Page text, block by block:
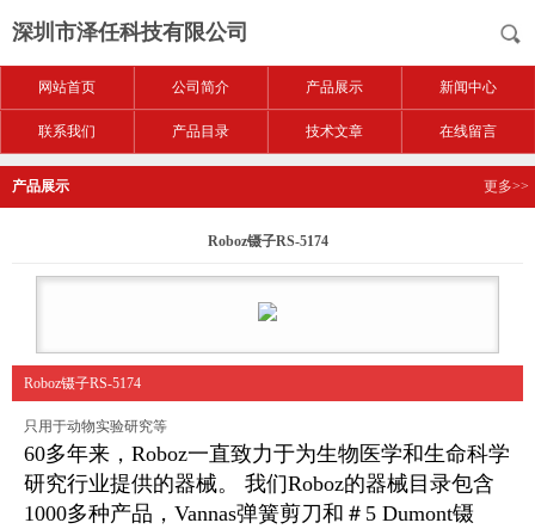
深圳市泽任科技有限公司
网站首页 公司简介 产品展示 新闻中心
联系我们 产品目录 技术文章 在线留言
产品展示 更多>>
Roboz镊子RS-5174
Roboz镊子RS-5174
只用于动物实验研究等
60多年来，Roboz一直致力于为生物医学和生命科学
研究行业提供的器械。 我们Roboz的器械目录包含
1000多种产品，Vannas弹簧剪刀和＃5 Dumont镊